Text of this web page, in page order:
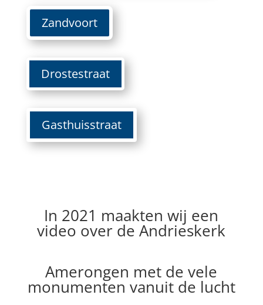
Zandvoort
Drostestraat
Gasthuisstraat
In 2021 maakten wij een
video over de Andrieskerk
Amerongen met de vele
monumenten vanuit de lucht